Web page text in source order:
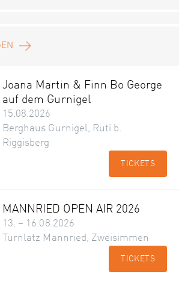
Joana Martin & Finn Bo George
auf dem Gurnigel
15.08.2026
Berghaus Gurnigel, Rüti b.
Riggisberg
TICKETS
MANNRIED OPEN AIR 2026
13. – 16.08.2026
Turnlatz Mannried, Zweisimmen
TICKETS